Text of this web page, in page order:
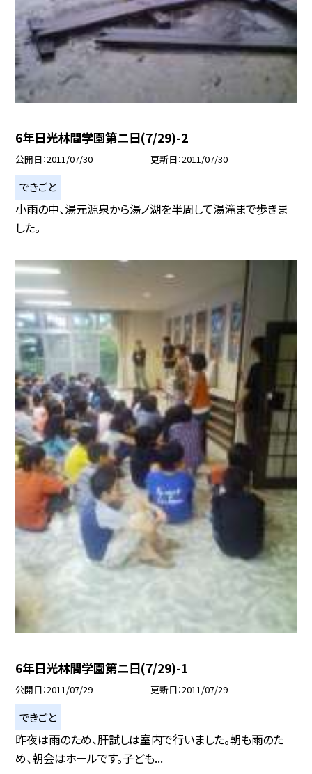
6年日光林間学園第ニ日(7/29)-2
公開日 2011/07/30 更新日 2011/07/30
できごと
小雨の中、湯元源泉から湯ノ湖を半周して湯滝まで歩きま
した。
6年日光林間学園第ニ日(7/29)-1
公開日 2011/07/29 更新日 2011/07/29
できごと
昨夜は雨のため、肝試しは室内で行いました。朝も雨のた
め、朝会はホールです。子ども...